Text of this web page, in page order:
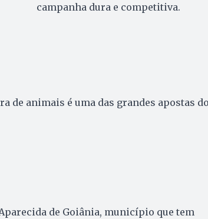
campanha dura e competitiva.
de animais é uma das grandes apostas do
de Goiânia, município que tem